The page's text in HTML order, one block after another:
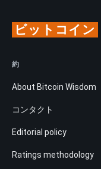
ビットコイン
約
About Bitcoin Wisdom
コンタクト
Editorial policy
Ratings methodology